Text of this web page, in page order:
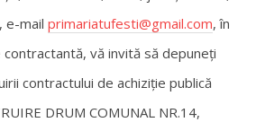
e-mail primariatufesti@gmail.com, în
vă invită să depuneți
contractului de achiziție publică
DRUM COMUNAL NR.14,